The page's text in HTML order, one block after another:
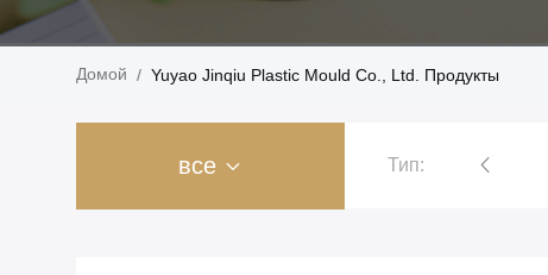
Домой / Yuyao Jinqiu Plastic Mould Co., Ltd. Продукты
все Тип:
Пластиковые формы для литья под давлением